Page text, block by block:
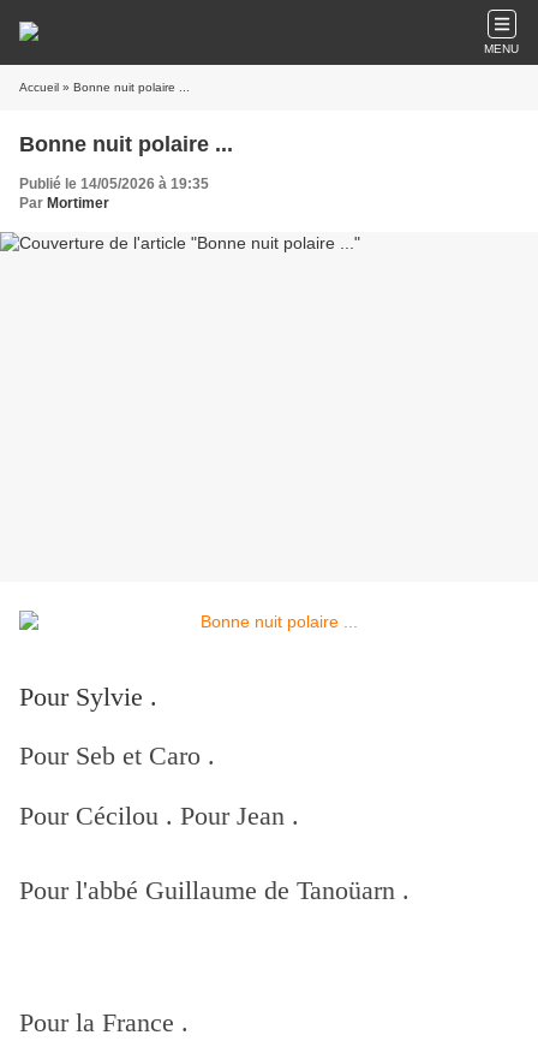
MENU
Accueil » Bonne nuit polaire ...
Bonne nuit polaire ...
Publié le 14/05/2026 à 19:35
Par Mortimer
Pour Sylvie .
Pour Seb et Caro .
Pour Cécilou . Pour Jean .
Pour l'abbé Guillaume de Tanoüarn .
Pour la France .